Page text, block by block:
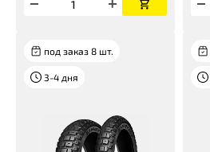
под заказ 8 шт.
3-4 дня